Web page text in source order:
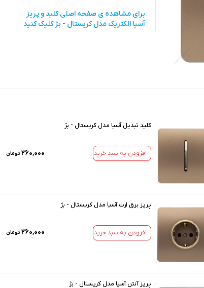
برای مشاهده ی صفحه اصلیکلید و پریز
آسیا الکتریک مدل کریستال - بژ کلیک کنید
کلید تبدیل آسیا مدل کریستال - بژ
افزودن به سبد خرید ۲۶۰٬۰۰۰ تومان
پریز برق ارت آسیا مدل کریستال - بژ
افزودن به سبد خرید ۲۶۰٬۰۰۰ تومان
پریز آنتن آسیا مدل کریستال - بژ